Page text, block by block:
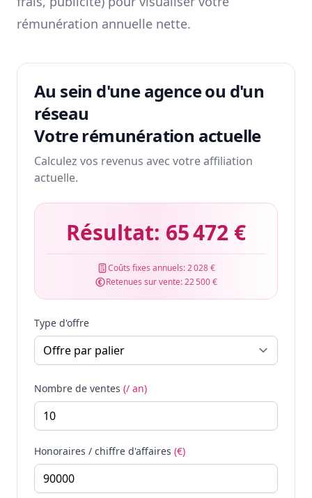
rémunération annuelle nette.
Au sein d'une agence ou d'un
réseau
Votre rémunération actuelle
Calculez vos revenus avec votre affiliation
actuelle.
Résultat: 65 472 €
Coûts fixes annuels:2 028 €
Retenues sur vente:22 500 €
Type d'offre
Nombre de ventes (/ an)
Honoraires / chiffre d'affaires (€)